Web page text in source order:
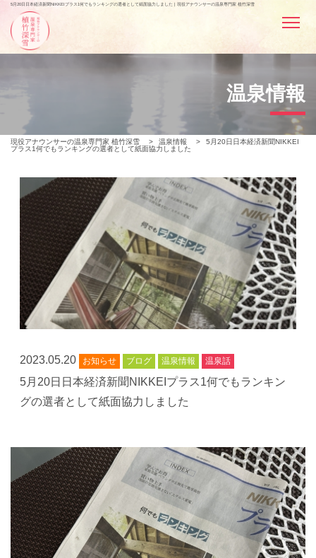
5月20日日本経済新聞NIKKEIプラス1何でもランキングの選者として紙面協力しました | 現役アナウンサーの温泉専門家 植竹深雪
温泉情報
現役アナウンサーの温泉専門家 植竹深雪 > 温泉情報 >
5月20日日本経済新聞NIKKEI
プラス1何でもランキングの選者として紙面協力しました
2023.05.20 お知らせ ブログ 温泉情報 温泉話
5月20日日本経済新聞NIKKEIプラス1何でもランキン
グの選者として紙面協力しました